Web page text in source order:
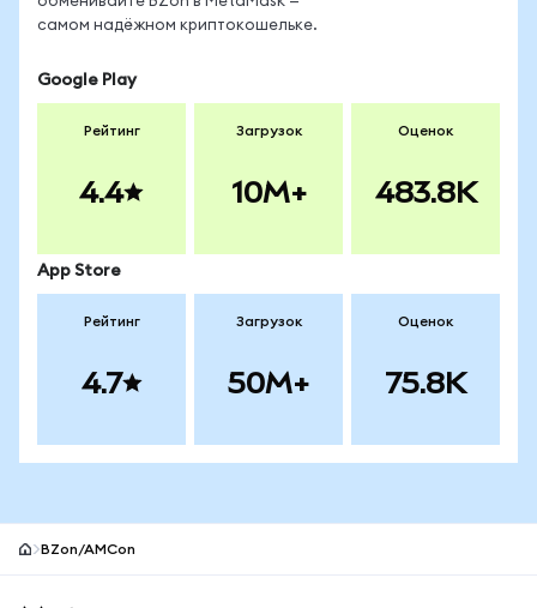
самом надёжном криптокошельке.
Google Play
Рейтинг
4.4
Загрузок
10M+
Оценок
483.8K
App Store
Рейтинг
4.7
Загрузок
50M+
Оценок
75.8K
BZon/AMCon